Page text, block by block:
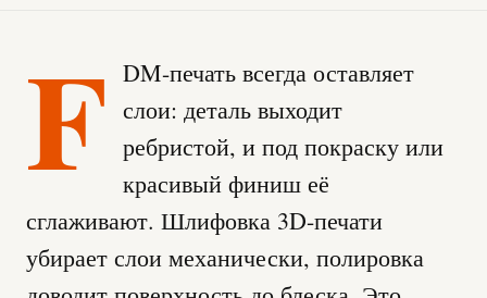
F DM-печать всегда оставляет
слои: деталь выходит
ребристой, и под покраску или
красивый финиш её
сглаживают. Шлифовка 3D-печати
убирает слои механически, полировка